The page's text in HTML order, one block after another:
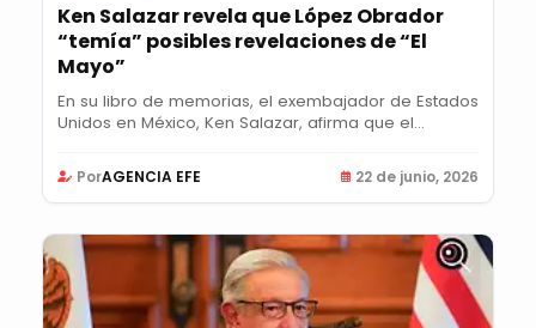
Ken Salazar revela que López Obrador
“temía” posibles revelaciones de “El
Mayo”
En su libro de memorias, el exembajador de Estados
Unidos en México, Ken Salazar, afirma que el...
PorAGENCIA EFE 22 de junio, 2026